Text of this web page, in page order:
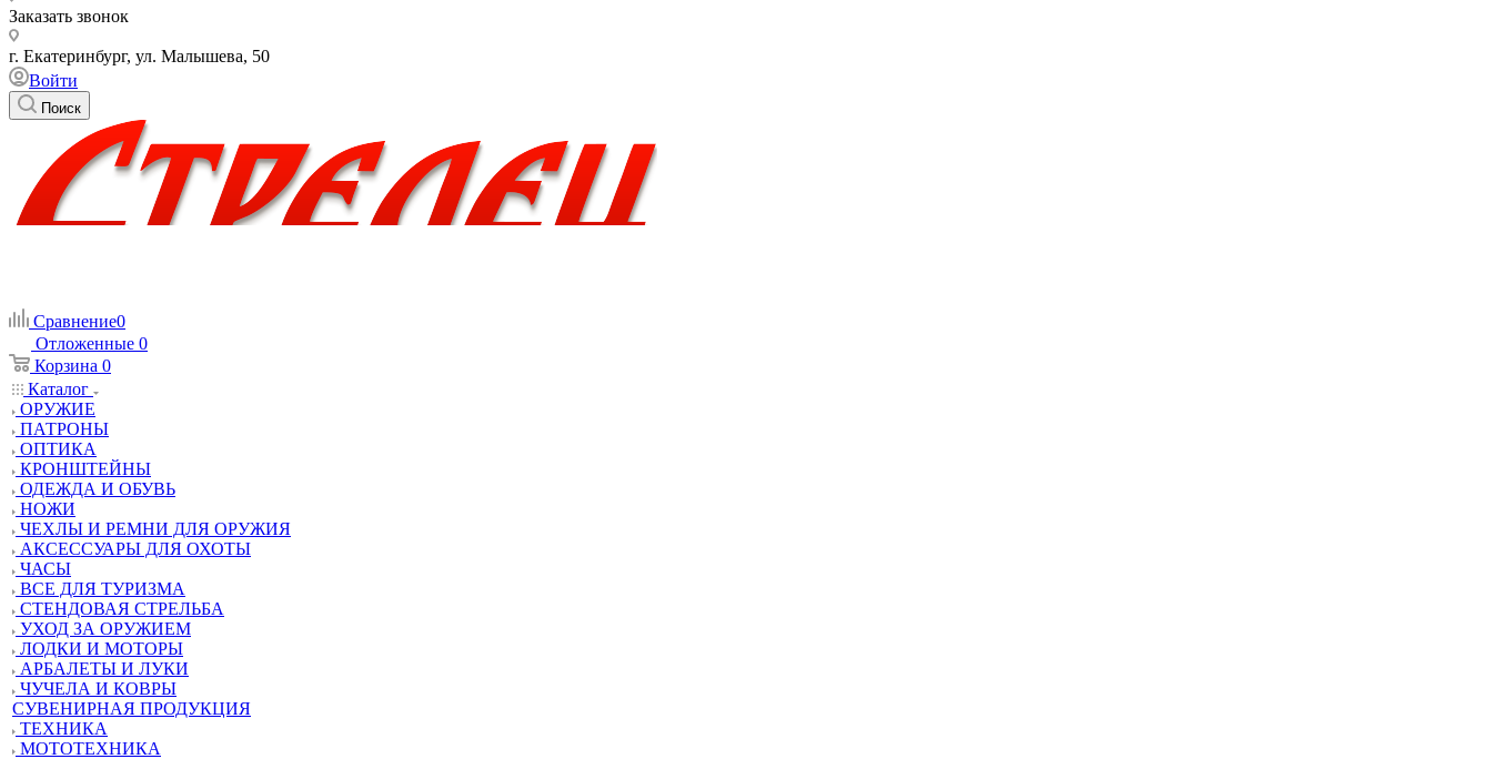
Заказать звонок
г. Екатеринбург, ул. Малышева, 50
Войти
Поиск
Сравнение0
Отложенные 0
Корзина 0
Каталог
ОРУЖИЕ
ПАТРОНЫ
ОПТИКА
КРОНШТЕЙНЫ
ОДЕЖДА И ОБУВЬ
НОЖИ
ЧЕХЛЫ И РЕМНИ ДЛЯ ОРУЖИЯ
АКСЕССУАРЫ ДЛЯ ОХОТЫ
ЧАСЫ
ВСЕ ДЛЯ ТУРИЗМА
СТЕНДОВАЯ СТРЕЛЬБА
УХОД ЗА ОРУЖИЕМ
ЛОДКИ И МОТОРЫ
АРБАЛЕТЫ И ЛУКИ
ЧУЧЕЛА И КОВРЫ
СУВЕНИРНАЯ ПРОДУКЦИЯ
ТЕХНИКА
МОТОТЕХНИКА